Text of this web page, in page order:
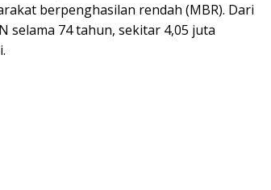
berpenghasilan rendah (MBR). Dari
selama 74 tahun, sekitar 4,05 juta